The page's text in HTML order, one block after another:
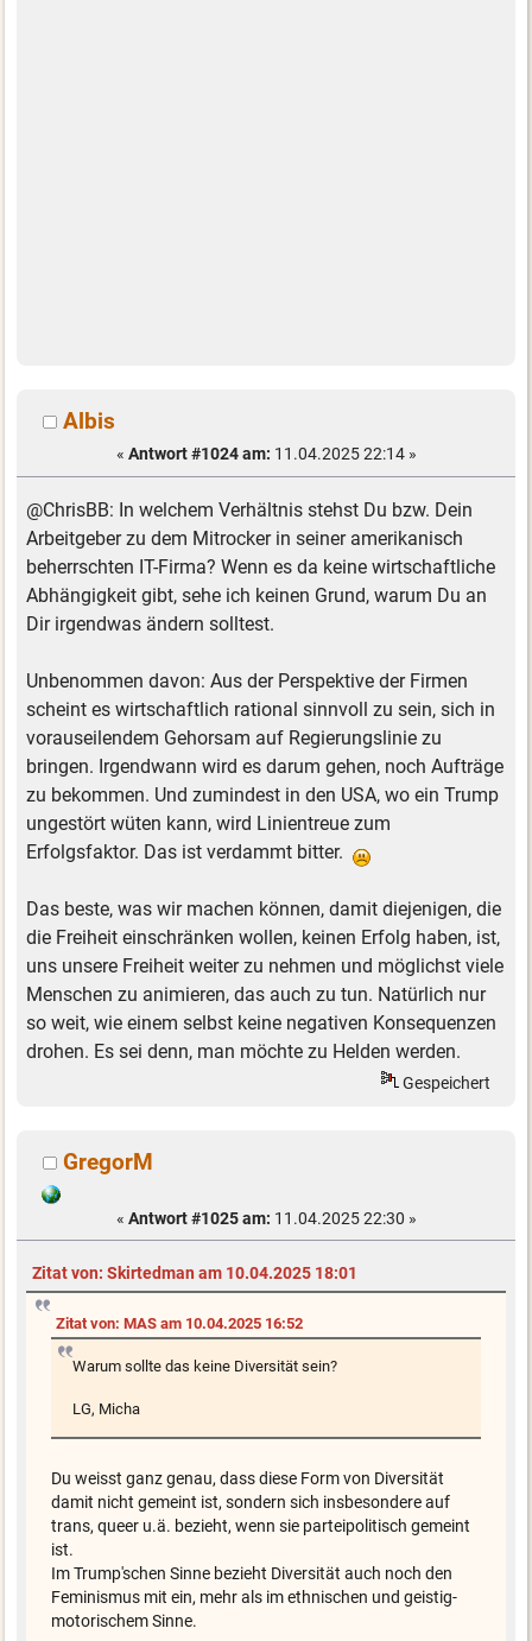
Albis
« Antwort #1024 am: 11.04.2025 22:14 »
@ChrisBB: In welchem Verhältnis stehst Du bzw. Dein
Arbeitgeber zu dem Mitrocker in seiner amerikanisch
beherrschten IT-Firma? Wenn es da keine wirtschaftliche
Abhängigkeit gibt, sehe ich keinen Grund, warum Du an
Dir irgendwas ändern solltest.
Unbenommen davon: Aus der Perspektive der Firmen
scheint es wirtschaftlich rational sinnvoll zu sein, sich in
vorauseilendem Gehorsam auf Regierungslinie zu
bringen. Irgendwann wird es darum gehen, noch Aufträge
zu bekommen. Und zumindest in den USA, wo ein Trump
ungestört wüten kann, wird Linientreue zum
Erfolgsfaktor. Das ist verdammt bitter.
Das beste, was wir machen können, damit diejenigen, die
die Freiheit einschränken wollen, keinen Erfolg haben, ist,
uns unsere Freiheit weiter zu nehmen und möglichst viele
Menschen zu animieren, das auch zu tun. Natürlich nur
so weit, wie einem selbst keine negativen Konsequenzen
drohen. Es sei denn, man möchte zu Helden werden.
Gespeichert
GregorM
« Antwort #1025 am: 11.04.2025 22:30 »
Zitat von: Skirtedman am 10.04.2025 18:01
Zitat von: MAS am 10.04.2025 16:52
Warum sollte das keine Diversität sein?
LG, Micha
Du weisst ganz genau, dass diese Form von Diversität
damit nicht gemeint ist, sondern sich insbesondere auf
trans, queer u.ä. bezieht, wenn sie parteipolitisch gemeint
ist.
Im Trump'schen Sinne bezieht Diversität auch noch den
Feminismus mit ein, mehr als im ethnischen und geistig-
motorischem Sinne.